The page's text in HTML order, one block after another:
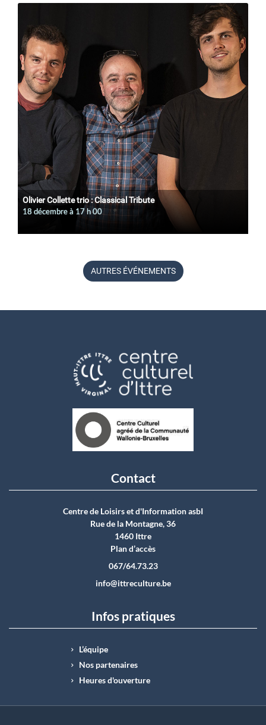
Olivier Collette trio : Classical Tribute
18 décembre à 17 h 00
AUTRES ÉVÉNEMENTS
Contact
Centre de Loisirs et d'Information asbI
Rue de la Montagne, 36
1460 Ittre
Plan d’accès
067/64.73.23
info@ittreculture.be
Infos pratiques
L’équipe
Nos partenaires
Heures d'ouverture